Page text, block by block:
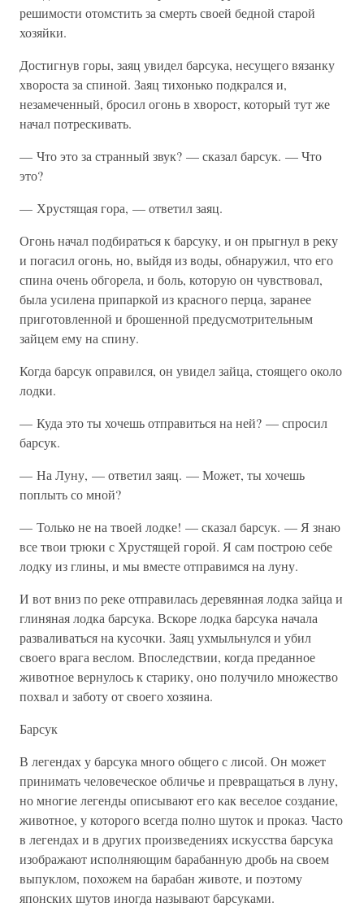
решимости отомстить за смерть своей бедной старой
хозяйки.
Достигнув горы, заяц увидел барсука, несущего вязанку
хвороста за спиной. Заяц тихонько подкрался и,
незамеченный, бросил огонь в хворост, который тут же
начал потрескивать.
— Что это за странный звук? — сказал барсук. — Что
это?
— Хрустящая гора, — ответил заяц.
Огонь начал подбираться к барсуку, и он прыгнул в реку
и погасил огонь, но, выйдя из воды, обнаружил, что его
спина очень обгорела, и боль, которую он чувствовал,
была усилена припаркой из красного перца, заранее
приготовленной и брошенной предусмотрительным
зайцем ему на спину.
Когда барсук оправился, он увидел зайца, стоящего около
лодки.
— Куда это ты хочешь отправиться на ней? — спросил
барсук.
— На Луну, — ответил заяц. — Может, ты хочешь
поплыть со мной?
— Только не на твоей лодке! — сказал барсук. — Я знаю
все твои трюки с Хрустящей горой. Я сам построю себе
лодку из глины, и мы вместе отправимся на луну.
И вот вниз по реке отправилась деревянная лодка зайца и
глиняная лодка барсука. Вскоре лодка барсука начала
разваливаться на кусочки. Заяц ухмыльнулся и убил
своего врага веслом. Впоследствии, когда преданное
животное вернулось к старику, оно получило множество
похвал и заботу от своего хозяина.
Барсук
В легендах у барсука много общего с лисой. Он может
принимать человеческое обличье и превращаться в луну,
но многие легенды описывают его как веселое создание,
животное, у которого всегда полно шуток и проказ. Часто
в легендах и в других произведениях искусства барсука
изображают исполняющим барабанную дробь на своем
выпуклом, похожем на барабан животе, и поэтому
японских шутов иногда называют барсуками.